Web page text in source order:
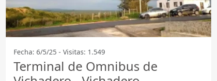
Fecha: 6/5/25 - Visitas: 1.549
Terminal de Omnibus de